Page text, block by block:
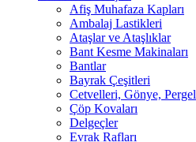
Afiş Muhafaza Kapları
Ambalaj Lastikleri
Ataşlar ve Ataşlıklar
Bant Kesme Makinaları
Bantlar
Bayrak Çeşitleri
Cetvelleri, Gönye, Pergel
Çöp Kovaları
Delgeçler
Evrak Rafları